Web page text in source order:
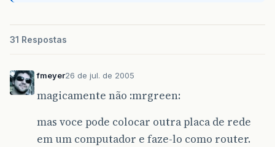
31 Respostas
fmeyer26 de jul. de 2005
magicamente não :mrgreen:
mas voce pode colocar outra placa de rede
em um computador e faze-lo como router.